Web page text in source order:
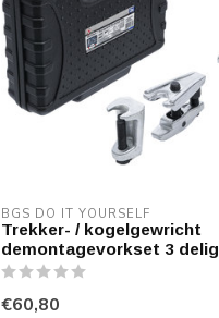
BGS DO IT YOURSELF
Trekker- / kogelgewricht
demontagevorkset 3 delig
€60,80